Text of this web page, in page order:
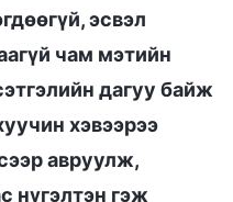
эсвэл
чам мэтийн
дагуу байж
хэвээрээ
авруулж,
нүгэлтэн гэж